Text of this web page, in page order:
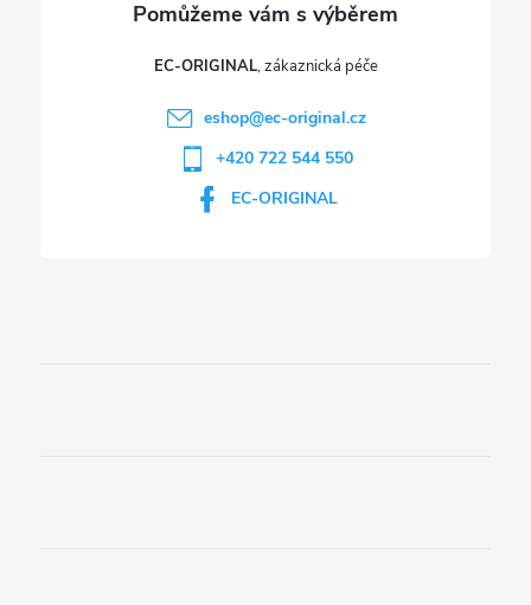
EC-ORIGINAL
eshop@ec-original.cz
+420 722 544 550
EC-ORIGINAL